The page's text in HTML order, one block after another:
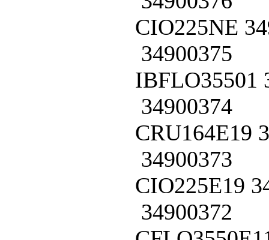
CIO225NE
34900375
IBFLO35501
34900374
CRU164E19
34900373
CIO225E19
34900372